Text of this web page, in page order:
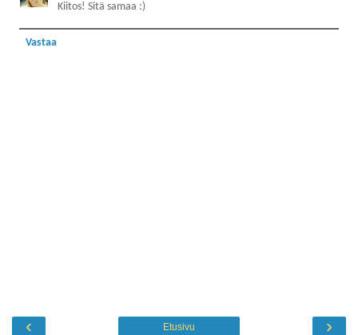
Kiitos! Sitä samaa :)
Vastaa
‹ ›
Etusivu